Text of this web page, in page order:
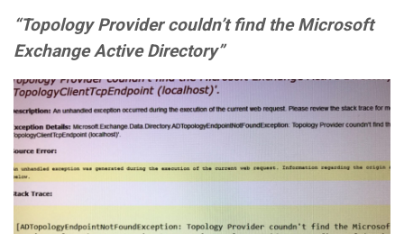
“Topology Provider couldn’t find the Microsoft
Exchange Active Directory”